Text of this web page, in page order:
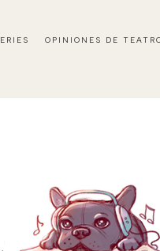
OPINIONES DE